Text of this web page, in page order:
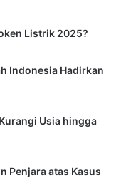
Listrik 2025?
Indonesia Hadirkan
Usia hingga
Penjara atas Kasus